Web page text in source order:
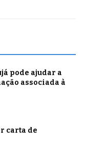
pode ajudar a
associada à
carta de